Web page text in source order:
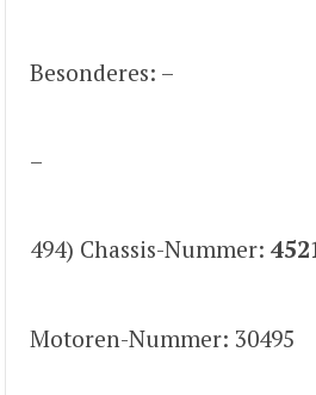
Besonderes: –
–
494) Chassis-Nummer:
Motoren-Nummer: 30495